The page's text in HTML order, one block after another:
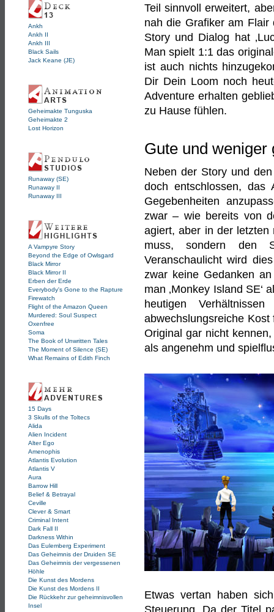
Ankh
Ankh II
Ankh III
Black Sails
Jack Keane (JE)
Geheimakte Tunguska
Geheimakte 2
Lost Horizon
Runaway (SE)
Runaway II
Runaway III
A Vampyre Story
Beyond the Edge of Owlsgard
Black Mirror
Black Mirror II
Erben der Erde
Everybody's Gone to the Rapture
Firewatch
Flight of the Amazon Queen
Murdered: Soul Suspect
Oxenfree
Soma
The Book of Unwritten Tales
The Moment of Silence (SE)
What Remains of Edith Finch
15 Days
3 Skulls of the Toltecs
Alida
Alien Incident
Alter Ego
Amenophis
Atlantis Evolution
Atlantis V
Aura
Barrow Hill
Belief & Betrayal
Ceville
Clever & Smart
Criminal Intent
Dark Fall II
Darkness Within
Das Eulemberg Experiment
Das Geheimnis der Druiden SE
Das Geheimnis der vergessenen
Höhle
Die Kunst des Mordens
Die Kunst des Mordens II
Die Rückkehr zur geheimnisvollen
Insel
Teil sinnvoll erweitert,
nah die Grafiker am Flair
Story und Dialog hat
Man spielt 1:1 das
ist auch nichts
Dir Dein Loom noch
Adventure erhalten
zu Hause fühlen.
Gute und weniger
Neben der Story und
doch entschlossen, das
Gegebenheiten
zwar – wie bereits von
agiert, aber in der
muss, sondern den
Veranschaulicht wird
zwar keine Gedanken
man ‚Monkey Island SE‘
heutigen
abwechslungsreiche
Original gar nicht
als angenehm und
Etwas vertan haben
Steuerung. Da der Titel